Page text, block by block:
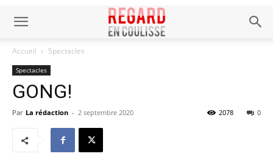
Accueil Spectacles
Spectacles
GONG!
Par La rédaction - 2 septembre 2020 0
2078